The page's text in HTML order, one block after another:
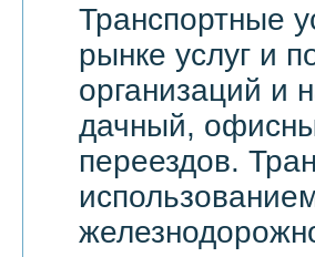
Транспортные
рынке услуг и
организаций и
дачный,
переездов.